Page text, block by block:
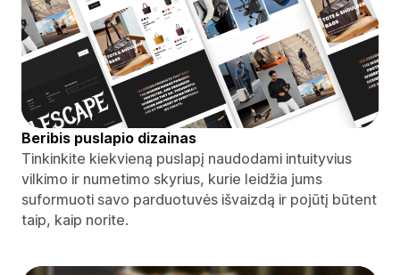
Beribis puslapio dizainas
Tinkinkite kiekvieną puslapį naudodami intuityvius
vilkimo ir numetimo skyrius, kurie leidžia jums
suformuoti savo parduotuvės išvaizdą ir pojūtį būtent
taip, kaip norite.